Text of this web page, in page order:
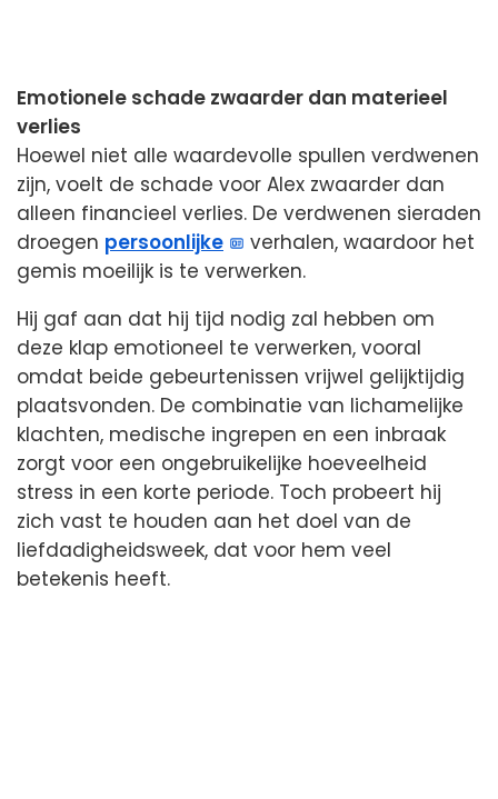
Emotionele schade zwaarder dan materieel
verlies
Hoewel niet alle waardevolle spullen verdwenen
zijn, voelt de schade voor Alex zwaarder dan
alleen financieel verlies. De verdwenen sieraden
droegen persoonlijke
verhalen, waardoor het
gemis moeilijk is te verwerken.
Hij gaf aan dat hij tijd nodig zal hebben om
deze klap emotioneel te verwerken, vooral
omdat beide gebeurtenissen vrijwel gelijktijdig
plaatsvonden. De combinatie van lichamelijke
klachten, medische ingrepen en een inbraak
zorgt voor een ongebruikelijke hoeveelheid
stress in een korte periode. Toch probeert hij
zich vast te houden aan het doel van de
liefdadigheidsweek, dat voor hem veel
betekenis heeft.